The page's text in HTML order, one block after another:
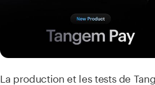
La production et les tests de